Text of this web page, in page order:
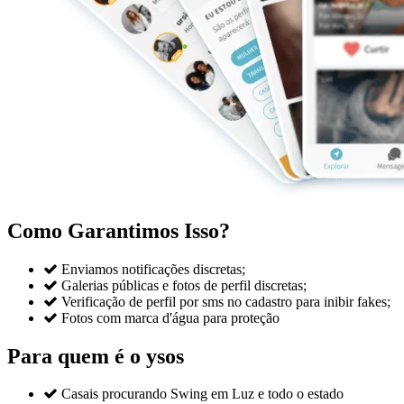
Como Garantimos Isso?
 Enviamos notificações discretas;
 Galerias públicas e fotos de perfil discretas;
 Verificação de perfil por sms no cadastro para inibir fakes;
 Fotos com marca d'água para proteção
Para quem é o ysos
 Casais procurando Swing em Luz e todo o estado